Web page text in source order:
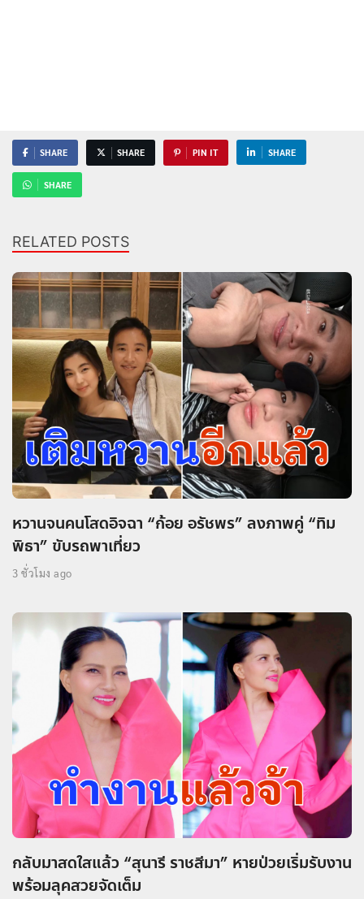
SHARE SHARE PIN IT SHARE
SHARE
RELATED POSTS
หวานจนคนโสดอิจฉา “ก้อย อรัชพร” ลงภาพคู่ “ทิม
พิธา” ขับรถพาเที่ยว
3 ชั่วโมง ago
กลับมาสดใสแล้ว “สุนารี ราชสีมา” หายป่วยเริ่มรับงาน
พร้อมลุคสวยจัดเต็ม